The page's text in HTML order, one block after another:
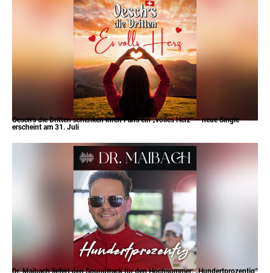
Oesch’s die Dritten schenken ihren Fans ein „volles Herz“ – neue Single
erscheint am 31. Juli